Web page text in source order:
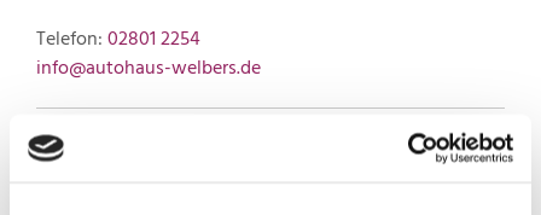
Telefon:02801 2254
info@autohaus-welbers.de
Geschäftszeiten